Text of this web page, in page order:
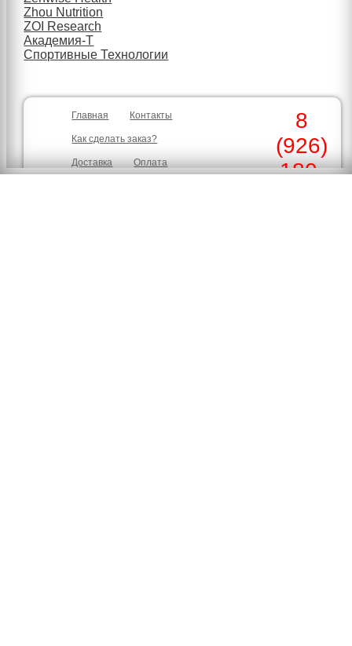
Zhou Nutrition
ZOI Research
Академия-Т
Спортивные Технологии
Главная Контакты
Как сделать заказ?
Доставка Оплата
8
(926)
180-